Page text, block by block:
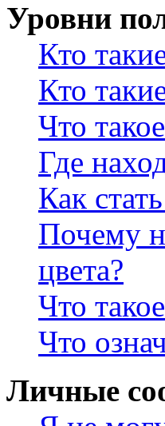
Уровни
Кто
Кто
Что
Где
Как
Почему
цвета?
Что
Что
Личные